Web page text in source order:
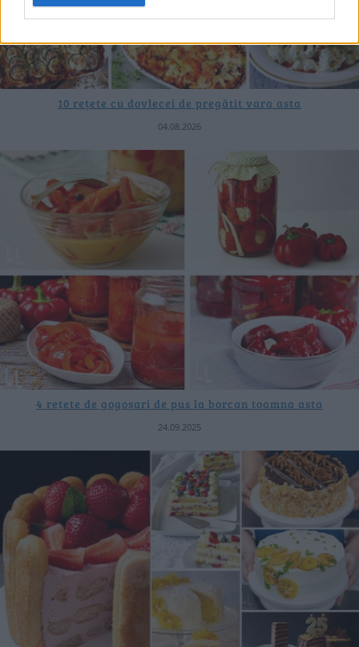
10 rețete cu dovlecei de pregătit vara asta
04.08.2026
4 rețete de gogoșari de pus la borcan toamna asta
24.09.2025